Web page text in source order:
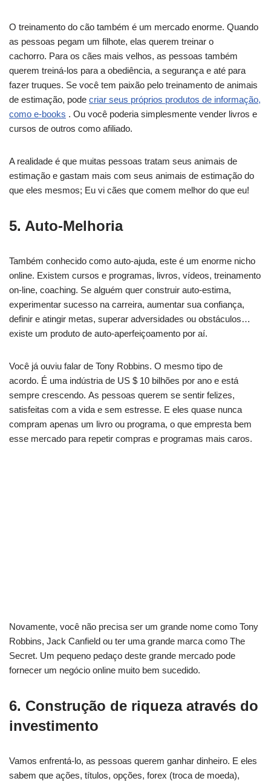
O treinamento do cão também é um mercado enorme. Quando
as pessoas pegam um filhote, elas querem treinar o
cachorro. Para os cães mais velhos, as pessoas também
querem treiná-los para a obediência, a segurança e até para
fazer truques. Se você tem paixão pelo treinamento de animais
de estimação, pode criar seus próprios produtos de informação,
como e-books . Ou você poderia simplesmente vender livros e
cursos de outros como afiliado.
A realidade é que muitas pessoas tratam seus animais de
estimação e gastam mais com seus animais de estimação do
que eles mesmos; Eu vi cães que comem melhor do que eu!
5. Auto-Melhoria
Também conhecido como auto-ajuda, este é um enorme nicho
online. Existem cursos e programas, livros, vídeos, treinamento
on-line, coaching. Se alguém quer construir auto-estima,
experimentar sucesso na carreira, aumentar sua confiança,
definir e atingir metas, superar adversidades ou obstáculos…
existe um produto de auto-aperfeiçoamento por aí.
Você já ouviu falar de Tony Robbins. O mesmo tipo de
acordo. É uma indústria de US $ 10 bilhões por ano e está
sempre crescendo. As pessoas querem se sentir felizes,
satisfeitas com a vida e sem estresse. E eles quase nunca
compram apenas um livro ou programa, o que empresta bem
esse mercado para repetir compras e programas mais caros.
Novamente, você não precisa ser um grande nome como Tony
Robbins, Jack Canfield ou ter uma grande marca como The
Secret. Um pequeno pedaço deste grande mercado pode
fornecer um negócio online muito bem sucedido.
6. Construção de riqueza através do
investimento
Vamos enfrentá-lo, as pessoas querem ganhar dinheiro. E eles
sabem que ações, títulos, opções, forex (troca de moeda),